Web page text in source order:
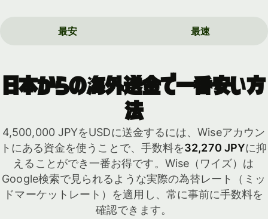
最安 最速
日本からの海外送金で一番安い方
法
4,500,000 JPYをUSDに送金するには、Wiseアカウン
トにある資金を使うことで、手数料を32,270 JPYに抑
えることができ一番お得です。Wise（ワイズ）は
Google検索で見られるような実際の為替レート（ミッ
ドマーケットレート）を適用し、常に事前に手数料を
確認できます。